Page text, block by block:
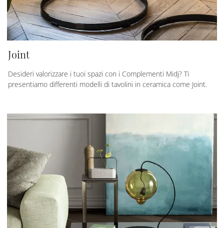
Joint
Desideri valorizzare i tuoi spazi con i Complementi Midj? Ti
presentiamo differenti modelli di tavolini in ceramica come Joint.